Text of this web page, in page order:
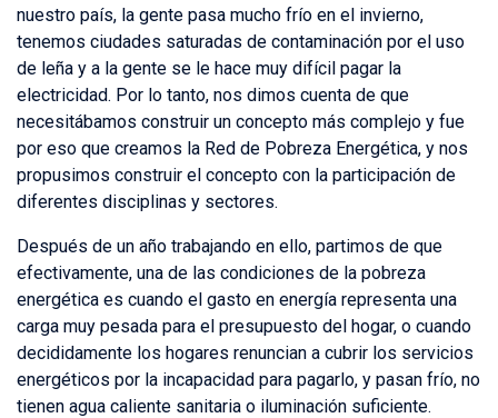
nuestro país, la gente pasa mucho frío en el invierno,
tenemos ciudades saturadas de contaminación por el uso
de leña y a la gente se le hace muy difícil pagar la
electricidad. Por lo tanto, nos dimos cuenta de que
necesitábamos construir un concepto más complejo y fue
por eso que creamos la Red de Pobreza Energética, y nos
propusimos construir el concepto con la participación de
diferentes disciplinas y sectores.
Después de un año trabajando en ello, partimos de que
efectivamente, una de las condiciones de la pobreza
energética es cuando el gasto en energía representa una
carga muy pesada para el presupuesto del hogar, o cuando
decididamente los hogares renuncian a cubrir los servicios
energéticos por la incapacidad para pagarlo, y pasan frío, no
tienen agua caliente sanitaria o iluminación suficiente.